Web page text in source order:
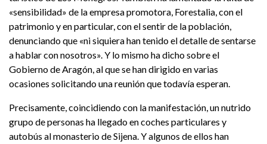
«sensibilidad» de la empresa promotora, Forestalia, con el
patrimonio y en particular, con el sentir de la población,
denunciando que «ni siquiera han tenido el detalle de sentarse
a hablar con nosotros». Y lo mismo ha dicho sobre el
Gobierno de Aragón, al que se han dirigido en varias
ocasiones solicitando una reunión que todavía esperan.
Precisamente, coincidiendo con la manifestación, un nutrido
grupo de personas ha llegado en coches particulares y
autobús al monasterio de Sijena. Y algunos de ellos han